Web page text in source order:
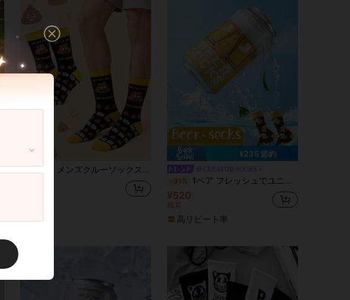
4.90 71
1足 メンズクルーソックス、面白いうんち柄ノベルティクルーソックス、ユーモアギャグカジュアルソックス、ユニセックス、夫、息子、彼氏へのギフト、秋冬デイリーウェア
¥235 節約
-31% 1ペア フレッシュでユニークなダークブラウンのビールジョッキ柄ミッドカーフソックス、ユニセックス、ビール柄缶ギフトボックスセット、ノベルティニッチなリアルなフードクリエイティブデザイン、カジュアルアウトフィットの必需品、聖パトリックの日/ハロウィン/フェスティバル/独立記念日/クリスマスのサプライズギフトに最適、ストリートスタイルデイリーウェアソックス、デイリーアウトフィットアクセサリー、ジム/ホーム/オフィス/ショートトリップ/ランニング/アウトドアスポーツなどあらゆるシーンに最適なギフト
¥520
概算
高リピート率